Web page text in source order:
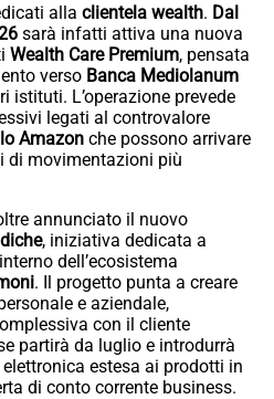
alla clientela wealth. Dal
sarà infatti attiva una nuova
Wealth Care Premium, pensata
verso Banca Mediolanum
istituti. L’operazione prevede
legati al controvalore
Amazon che possono arrivare
di movimentazioni più
annunciato il nuovo
, iniziativa dedicata a
dell’ecosistema
. Il progetto punta a creare
e aziendale,
con il cliente
partirà da luglio e introdurrà
estesa ai prodotti in
di conto corrente business.